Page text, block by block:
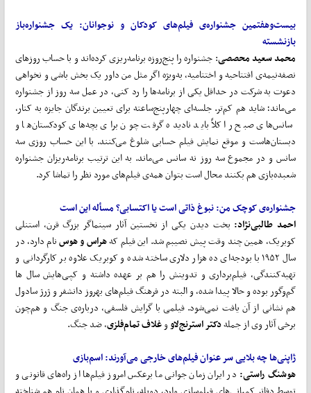
بیستوهفتمین جشنواره‌ی فیلمهای کودکان و نوجوانان: یک جشنوارهباز
بازنشسته
محمد سعید محصصی: جشنواره را پنج‌روزه برنامه‌ریزی کرده‌اند و با حساب روزهای
نصفه‌نیمه‌ی افتتاحیه و اختتامیه، به‌ویژه اگر مثل من داور یک بخش باشی و نخواهی
دعوت به شرکت در حداقل یکی از برنامه‌ها را رد کنی، در عمل سه روز از جشنواره
می‌ماند؛ شاید هم کم‌تر. جلسه‌ای چهارپنج‌ساعته برای تعیین برندگان جایزه به‌ کنار،
سانس‌های صبح را کلاً باید نادیده گرفت چون برای بچه‌های کودکستان‌ها و
دبستان‌هاست و موقع نمایش فیلم حسابی شلوغ می‌کنند. با این حساب روزی سه
سانس و در مجموع سه روز نه سانس می‌ماند. به ‌‌این‌ ترتیب برنامه‌ریزان جشنواره
شعبده‌بازی هم بکنند محال است بتوان همه‌ی فیلم‌های مورد نظر را تماشا کرد.
جشنواره‌ی کوچک من: نبوغ ذاتی است یا اکتسابی؟ مسأله این است
احمد طالبینژاد: بخت دیدن یکی از نخستین آثار سینماگر بزرگ قرن، استنلی
کوبریک، همین چند وقت پیش نصیبم شد. این فیلم کههراس و هوسنام دارد، در
سال ۱۹۵۲ با بودجه‌ای ده هزار دلاری ساخته شده و کوبریک علاوه بر کارگردانی و
تهیه‌کنندگی، فیلم‌برداری و تدوینش را هم بر عهده داشته و کپی‌هایش سال ها
گم‌وگور بوده و حالا پیدا شده، و البته در فرهنگ فیلم‌های بهروز دانشفر و ژرژ سادول
هم نشانی از آن یافت نمی‌شود. فیلمی با گرایش فلسفی، درباره‌ی جنگ و هم‌چون
برخی آثار وی از جملهدکتر استرنجلاووغلاف تمامفلزی، ضد جنگ.
ژاپنیها چه بلایی سر عنوان فیلمهای خارجی میآورند:اسمبازی
هوشنگ راستی: در ایران زمان جوانی ما برعکس امروز فیلم‌ها از راه‌های قانونی و